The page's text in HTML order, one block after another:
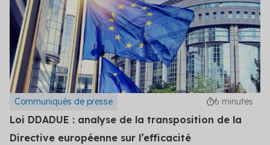
Secteur public
Tertiaire
Transport
Communiqués de presse 6 minutes
Loi DDADUE : analyse de la transposition de la
Directive européenne sur l’efficacité